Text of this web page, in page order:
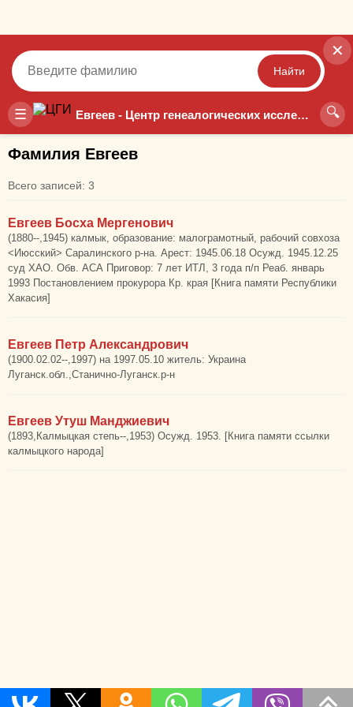
☰ Евгеев - Центр генеалогических исследований 🔍
✕
Найти
Точный Неточный
Фамилия Евгеев
Всего записей: 3
Евгеев Босха Мергенович
(1880--,1945) калмык, образование: малограмотный, рабочий совхоза
<Июсский> Саралинского р-на. Арест: 1945.06.18 Осужд. 1945.12.25
суд ХАО. Обв. АСА Приговор: 7 лет ИТЛ, 3 года п/п Реаб. январь
1993 Постановлением прокурора Кр. края [Книга памяти Республики
Хакасия]
Евгеев Петр Александрович
(1900.02.02--,1997) на 1997.05.10 житель: Украина
Луганск.обл.,Станично-Луганск.р-н
Евгеев Утуш Манджиевич
(1893,Калмыцкая степь--,1953) Осужд. 1953. [Книга памяти ссылки
калмыцкого народа]